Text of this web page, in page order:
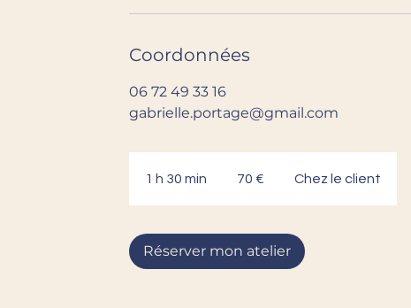
Coordonnées
06 72 49 33 16
gabrielle.portage@gmail.com
1 h 30 min 70 € Chez le client
Réserver mon atelier